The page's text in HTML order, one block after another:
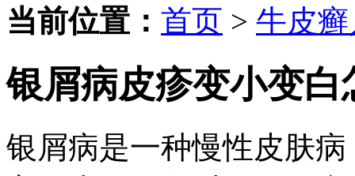
当前位置： 首页 > 牛皮
银屑病皮疹变小变白
银屑病是一种慢性皮肤